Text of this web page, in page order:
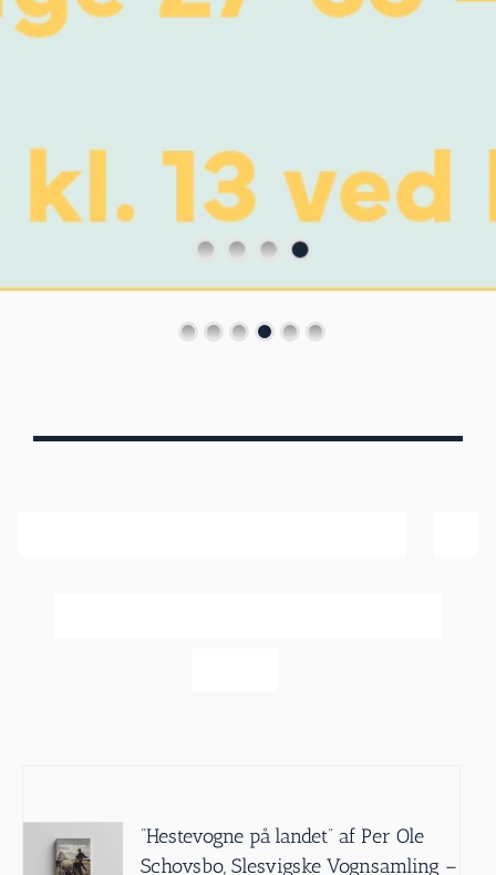
”Hestevogne på landet” af Per Ole
Schovsbo, Slesvigske Vognsamling –